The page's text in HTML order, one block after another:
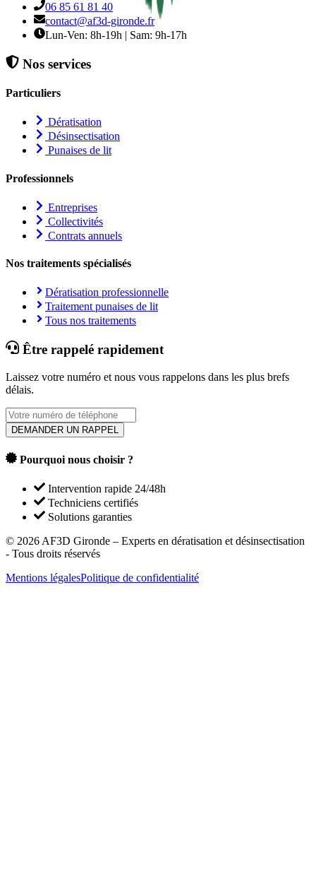
06 85 61 81 40
contact@af3d-gironde.fr
Lun-Ven: 8h-19h | Sam: 9h-17h
Nos services
Particuliers
Dératisation
Désinsectisation
Punaises de lit
Professionnels
Entreprises
Collectivités
Contrats annuels
Nos traitements spécialisés
Dératisation professionnelle
Traitement punaises de lit
Tous nos traitements
Être rappelé rapidement
Laissez votre numéro et nous vous rappelons dans les plus brefs
délais.
DEMANDER UN RAPPEL
Pourquoi nous choisir ?
Intervention rapide 24/48h
Techniciens certifiés
Solutions garanties
© 2026 AF3D Gironde – Experts en dératisation et désinsectisation
- Tous droits réservés
Mentions légalesPolitique de confidentialité